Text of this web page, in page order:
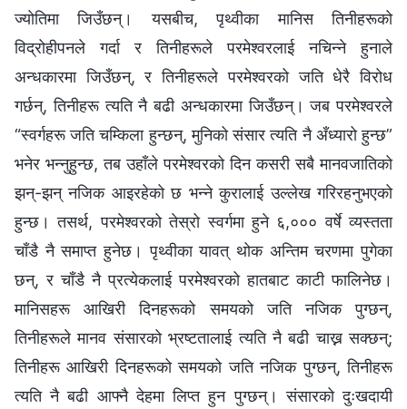
ज्योतिमा जिउँछन्। यसबीच, पृथ्वीका मानिस तिनीहरूको
विद्रोहीपनले गर्दा र तिनीहरूले परमेश्‍वरलाई नचिन्ने हुनाले
अन्धकारमा जिउँछन्, र तिनीहरूले परमेश्‍वरको जति धेरै विरोध
गर्छन्, तिनीहरू त्यति नै बढी अन्धकारमा जिउँछन्। जब परमेश्‍वरले
“स्वर्गहरू जति चम्किला हुन्छन्, मुनिको संसार त्यति नै अँध्यारो हुन्छ”
भनेर भन्नुहुन्छ, तब उहाँले परमेश्‍वरको दिन कसरी सबै मानवजातिको
झन्-झन् नजिक आइरहेको छ भन्‍ने कुरालाई उल्लेख गरिरहनुभएको
हुन्छ। तसर्थ, परमेश्‍वरको तेस्रो स्वर्गमा हुने ६,००० वर्षे व्यस्तता
चाँडै नै समाप्त हुनेछ। पृथ्वीका यावत् थोक अन्तिम चरणमा पुगेका
छन्, र चाँडै नै प्रत्येकलाई परमेश्‍वरको हातबाट काटी फालिनेछ।
मानिसहरू आखिरी दिनहरूको समयको जति नजिक पुग्छन्,
तिनीहरूले मानव संसारको भ्रष्टतालाई त्यति नै बढी चाख्न सक्छन्;
तिनीहरू आखिरी दिनहरूको समयको जति नजिक पुग्छन्, तिनीहरू
त्यति नै बढी आफ्नै देहमा लिप्त हुन पुग्छन्। संसारको दुःखदायी